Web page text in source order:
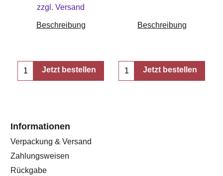
zzgl. Versand
Beschreibung
Jetzt bestellen
Beschreibung
Jetzt bestellen
Informationen
Verpackung & Versand
Zahlungsweisen
Rückgabe